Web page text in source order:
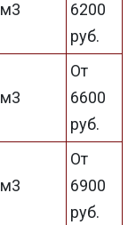
м3
6200
руб.
м3
От
6600
руб.
м3
От
6900
руб.